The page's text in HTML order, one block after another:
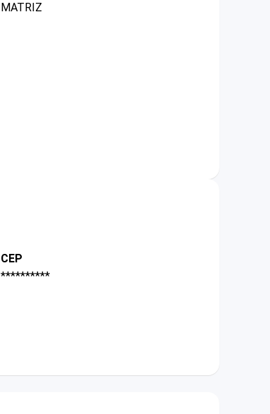
MATRIZ
CEP
**********